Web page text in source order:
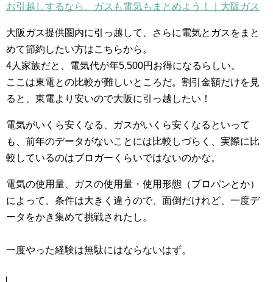
お引越しするなら、ガスも電気もまとめよう！｜大阪ガス
大阪ガス提供圏内に引っ越して、さらに電気とガスをまと
めて節約したい方はこちらから。
4人家族だと、電気代が年5,500円お得になるらしい。
ここは東電との比較が難しいところだ。割引金額だけを見
ると、東電より安いので大阪に引っ越したい！
電気がいくら安くなる、ガスがいくら安くなるといって
も、前年のデータがないことには比較しづらく、実際に比
較しているのはブロガーくらいではないのかな。
電気の使用量、ガスの使用量・使用形態（プロパンとか）
によって、条件は大きく違うので、面倒だけれど、一度デ
ータをかき集めて挑戦されたし。
一度やった経験は無駄にはならないはず。